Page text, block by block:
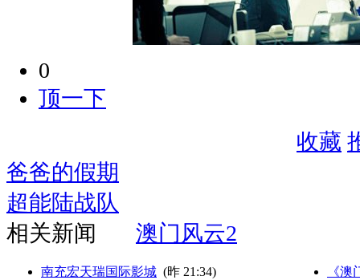
0
顶一下
收藏
爸爸的假期
超能陆战队
相关新闻
澳门风云2
南充宏天瑞国际影城 (昨 21:34)
《